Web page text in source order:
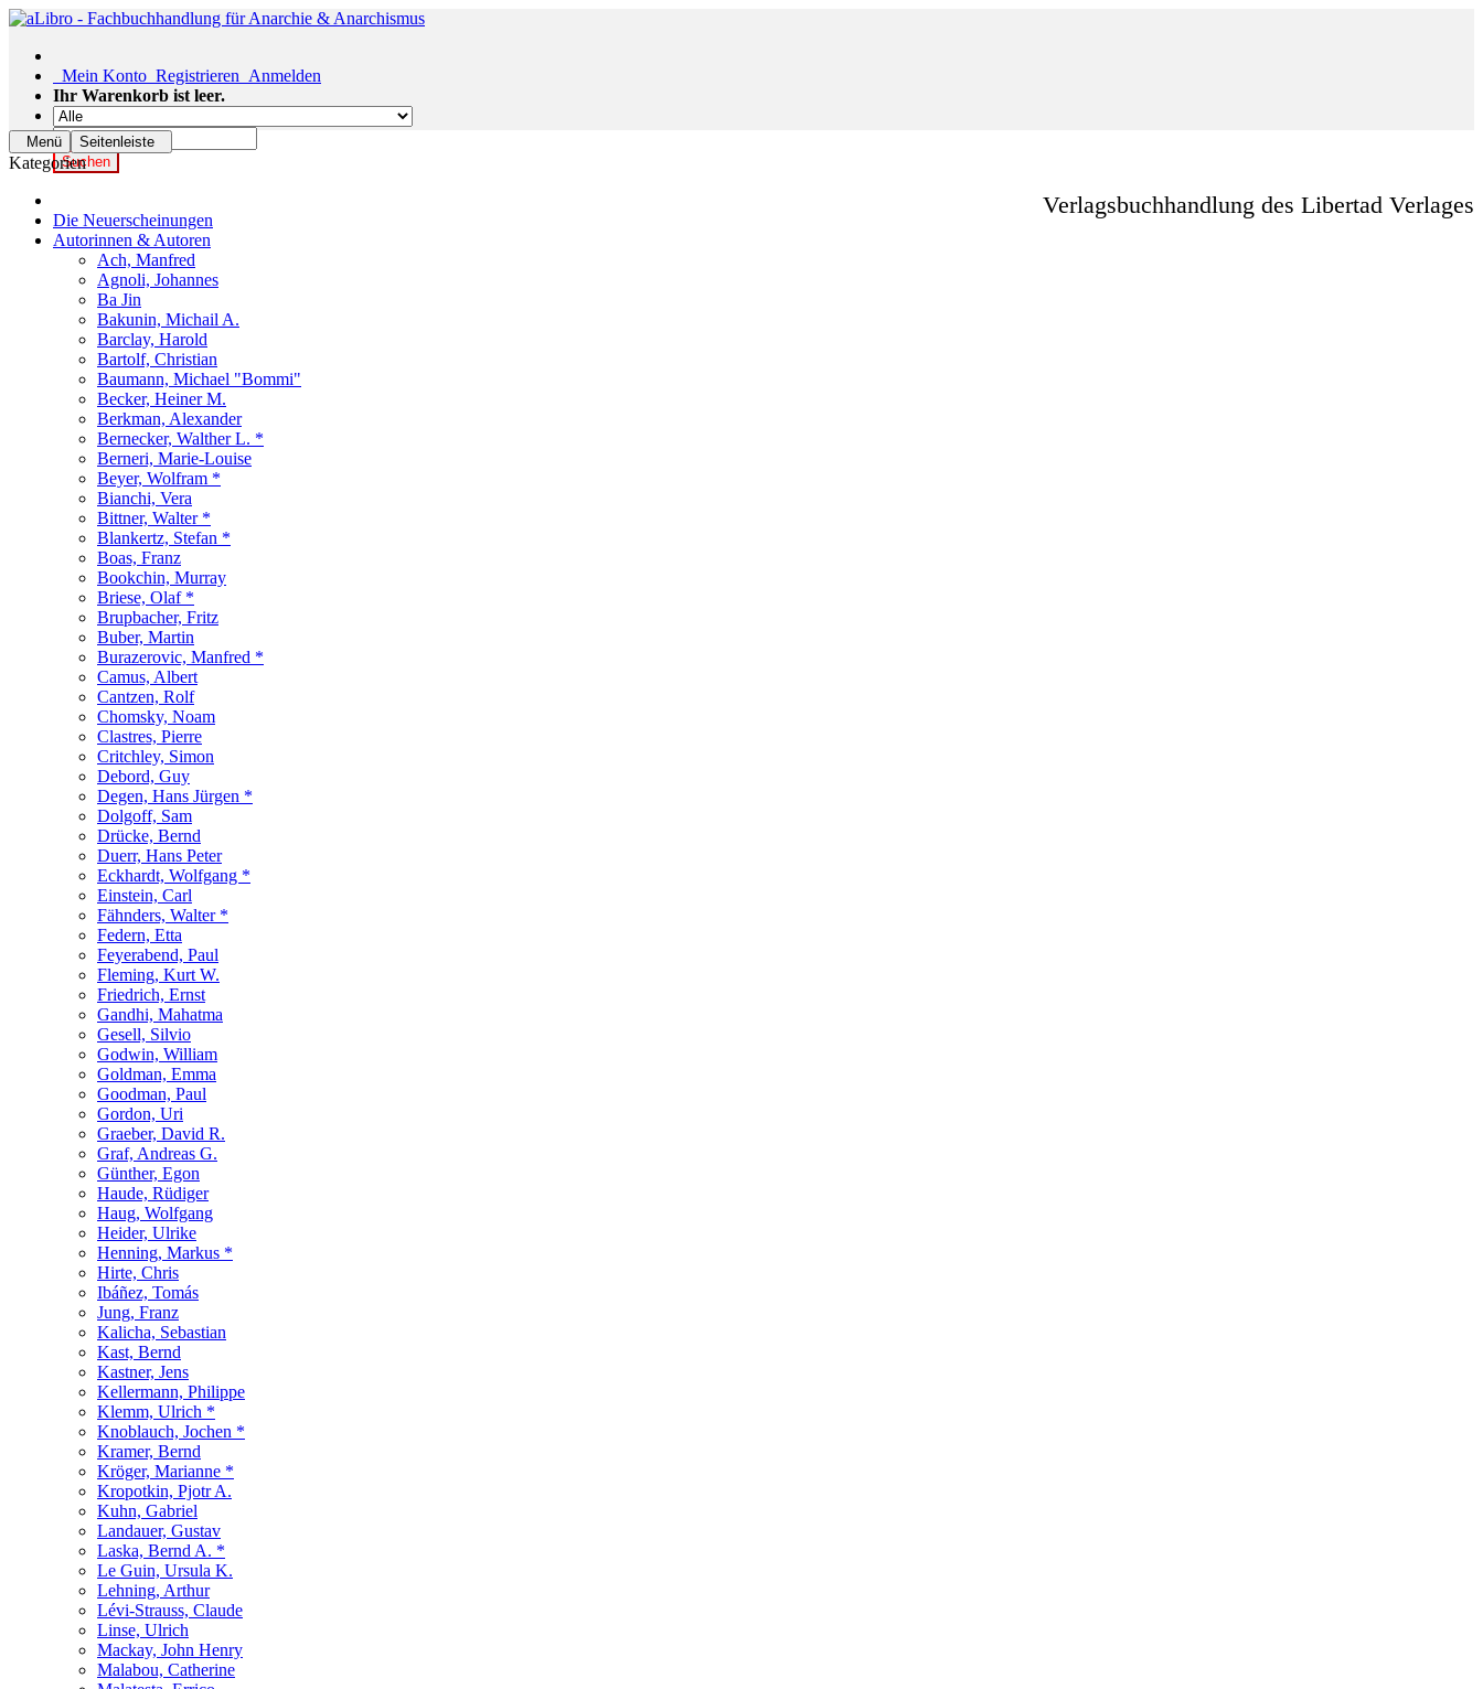
Mein Konto Registrieren Anmelden
Ihr Warenkorb ist leer.
Suchen
Verlagsbuchhandlung des Libertad Verlages
Menü Seitenleiste
Kategorien
Die Neuerscheinungen
Autorinnen & Autoren
Ach, Manfred
Agnoli, Johannes
Ba Jin
Bakunin, Michail A.
Barclay, Harold
Bartolf, Christian
Baumann, Michael "Bommi"
Becker, Heiner M.
Berkman, Alexander
Bernecker, Walther L. *
Berneri, Marie-Louise
Beyer, Wolfram *
Bianchi, Vera
Bittner, Walter *
Blankertz, Stefan *
Boas, Franz
Bookchin, Murray
Briese, Olaf *
Brupbacher, Fritz
Buber, Martin
Burazerovic, Manfred *
Camus, Albert
Cantzen, Rolf
Chomsky, Noam
Clastres, Pierre
Critchley, Simon
Debord, Guy
Degen, Hans Jürgen *
Dolgoff, Sam
Drücke, Bernd
Duerr, Hans Peter
Eckhardt, Wolfgang *
Einstein, Carl
Fähnders, Walter *
Federn, Etta
Feyerabend, Paul
Fleming, Kurt W.
Friedrich, Ernst
Gandhi, Mahatma
Gesell, Silvio
Godwin, William
Goldman, Emma
Goodman, Paul
Gordon, Uri
Graeber, David R.
Graf, Andreas G.
Günther, Egon
Haude, Rüdiger
Haug, Wolfgang
Heider, Ulrike
Henning, Markus *
Hirte, Chris
Ibáñez, Tomás
Jung, Franz
Kalicha, Sebastian
Kast, Bernd
Kastner, Jens
Kellermann, Philippe
Klemm, Ulrich *
Knoblauch, Jochen *
Kramer, Bernd
Kröger, Marianne *
Kropotkin, Pjotr A.
Kuhn, Gabriel
Landauer, Gustav
Laska, Bernd A. *
Le Guin, Ursula K.
Lehning, Arthur
Lévi-Strauss, Claude
Linse, Ulrich
Mackay, John Henry
Malabou, Catherine